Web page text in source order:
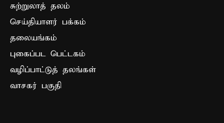
சுற்றுலாத் தலம்
செய்தியாளர் பக்கம்
தலையங்கம்
புகைப்பட பெட்டகம்
வழிப்பாட்டுத் தலங்கள்
வாசகர் பகுதி